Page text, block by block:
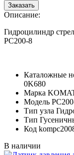
Описание:
Гидроцилиндр
PC200-8
Каталожные
0K680
Марка
Модель
Тип узла
Тип
Код
В наличии